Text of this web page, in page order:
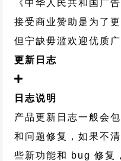
《中华人民共和国广
接受商业赞助是为了
但宁缺毋滥欢迎优质广
更新日志
日志说明
产品更新日志一般会
和问题修复，如果不
些新功能和 bug 修复